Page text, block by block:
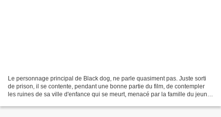
Le personnage principal de Black dog, ne parle quasiment pas. Juste sorti
de prison, il se contente, pendant une bonne partie du film, de contempler
les ruines de sa ville d'enfance qui se meurt, menacé par la famille du jeune